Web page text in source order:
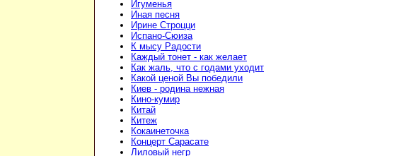
Игуменья
Иная песня
Ирине Строцци
Испано-Сюиза
К мысу Радости
Каждый тонет - как желает
Как жаль, что с годами уходит
Какой ценой Вы победили
Киев - родина нежная
Кино-кумир
Китай
Китеж
Кокаинеточка
Концерт Сарасате
Лиловый негр